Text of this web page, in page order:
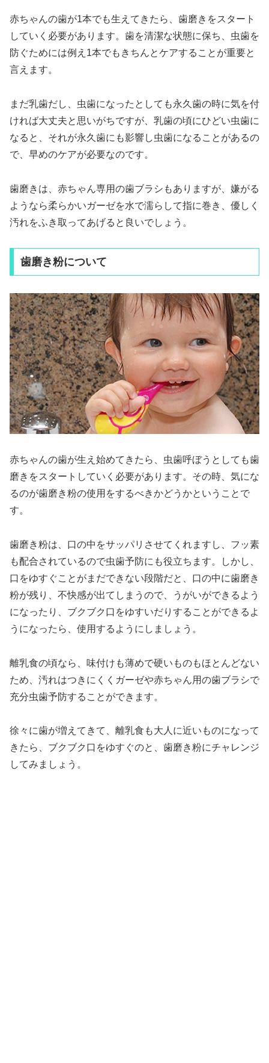
赤ちゃんの歯が1本でも生えてきたら、歯磨きをスタート
していく必要があります。歯を清潔な状態に保ち、虫歯を
防ぐためには例え1本でもきちんとケアすることが重要と
言えます。
まだ乳歯だし、虫歯になったとしても永久歯の時に気を付
ければ大丈夫と思いがちですが、乳歯の頃にひどい虫歯に
なると、それが永久歯にも影響し虫歯になることがあるの
で、早めのケアが必要なのです。
歯磨きは、赤ちゃん専用の歯ブラシもありますが、嫌がる
ようなら柔らかいガーゼを水で濡らして指に巻き、優しく
汚れをふき取ってあげると良いでしょう。
歯磨き粉について
赤ちゃんの歯が生え始めてきたら、虫歯呼ぼうとしても歯
磨きをスタートしていく必要があります。その時、気にな
るのが歯磨き粉の使用をするべきかどうかということで
す。
歯磨き粉は、口の中をサッパリさせてくれますし、フッ素
も配合されているので虫歯予防にも役立ちます。しかし、
口をゆすぐことがまだできない段階だと、口の中に歯磨き
粉が残り、不快感が出てしまうので、うがいができるよう
になったり、ブクブク口をゆすいだりすることができるよ
うになったら、使用するようにしましょう。
離乳食の頃なら、味付けも薄めで硬いものもほとんどない
ため、汚れはつきにくくガーゼや赤ちゃん用の歯ブラシで
充分虫歯予防することができます。
徐々に歯が増えてきて、離乳食も大人に近いものになって
きたら、ブクブク口をゆすぐのと、歯磨き粉にチャレンジ
してみましょう。